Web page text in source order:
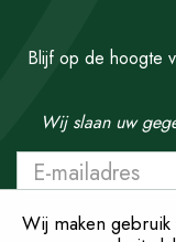
Blijf op de hoogte
Wij slaan uw
Wij maken